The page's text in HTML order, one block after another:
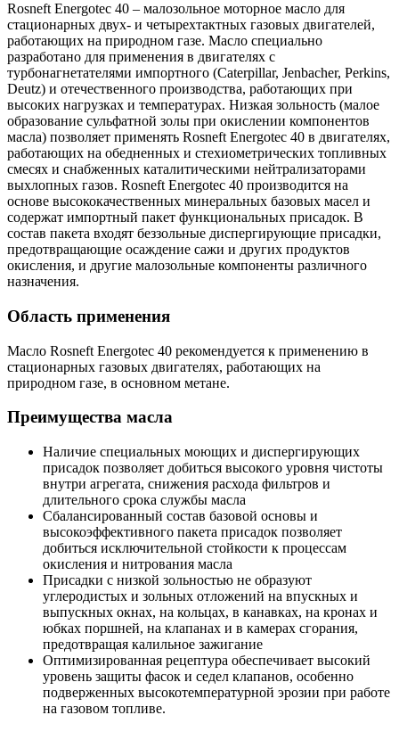
Rosneft Energotec 40 – малозольное моторное масло для
стационарных двух- и четырехтактных газовых двигателей,
работающих на природном газе. Масло специально
разработано для применения в двигателях с
турбонагнетателями импортного (Caterpillar, Jenbacher, Perkins,
Deutz) и отечественного производства, работающих при
высоких нагрузках и температурах. Низкая зольность (малое
образование сульфатной золы при окислении компонентов
масла) позволяет применять Rosneft Energotec 40 в двигателях,
работающих на обедненных и стехиометрических топливных
смесях и снабженных каталитическими нейтрализаторами
выхлопных газов. Rosneft Energotec 40 производится на
основе высококачественных минеральных базовых масел и
содержат импортный пакет функциональных присадок. В
состав пакета входят беззольные диспергирующие присадки,
предотвращающие осаждение сажи и других продуктов
окисления, и другие малозольные компоненты различного
назначения.
Область применения
Масло Rosneft Energotec 40 рекомендуется к применению в
стационарных газовых двигателях, работающих на
природном газе, в основном метане.
Преимущества масла
Наличие специальных моющих и диспергирующих
присадок позволяет добиться высокого уровня чистоты
внутри агрегата, снижения расхода фильтров и
длительного срока службы масла
Сбалансированный состав базовой основы и
высокоэффективного пакета присадок позволяет
добиться исключительной стойкости к процессам
окисления и нитрования масла
Присадки с низкой зольностью не образуют
углеродистых и зольных отложений на впускных и
выпускных окнах, на кольцах, в канавках, на кронах и
юбках поршней, на клапанах и в камерах сгорания,
предотвращая калильное зажигание
Оптимизированная рецептура обеспечивает высокий
уровень защиты фасок и седел клапанов, особенно
подверженных высокотемпературной эрозии при работе
на газовом топливе.